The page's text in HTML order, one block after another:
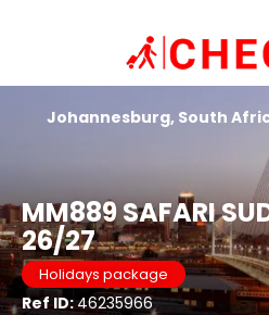
MM889 SAFARI
26/27
Holidays package
Ref ID:46235966
Johannesburg, South